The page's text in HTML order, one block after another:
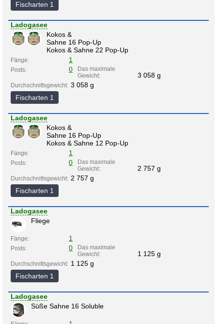
Fischarten 1
Ladogasee
Kokos &
Sahne 16 Pop-Up
Kokos & Sahne 22 Pop-Up
Fänge: 1
Posts: 0
Das maximale
Gewicht:
3 058 g
Durchschnittsgewicht: 3 058 g
Fischarten 1
Ladogasee
Kokos &
Sahne 16 Pop-Up
Kokos & Sahne 12 Pop-Up
Fänge: 1
Posts: 0
Das maximale
Gewicht:
2 757 g
Durchschnittsgewicht: 2 757 g
Fischarten 1
Ladogasee
Fliege
Fänge: 1
Posts: 0
Das maximale
Gewicht:
1 125 g
Durchschnittsgewicht: 1 125 g
Fischarten 1
Ladogasee
Süße Sahne 16 Soluble